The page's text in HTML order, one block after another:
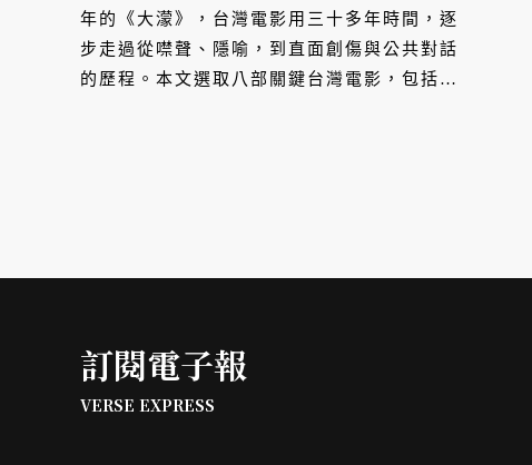
年的《大濛》，台灣電影用三十多年時間，逐
步走過從噤聲、隱喻，到直面創傷與公共對話
的歷程。本文選取八部關鍵台灣電影，包括，
訂閱電子報
VERSE EXPRESS